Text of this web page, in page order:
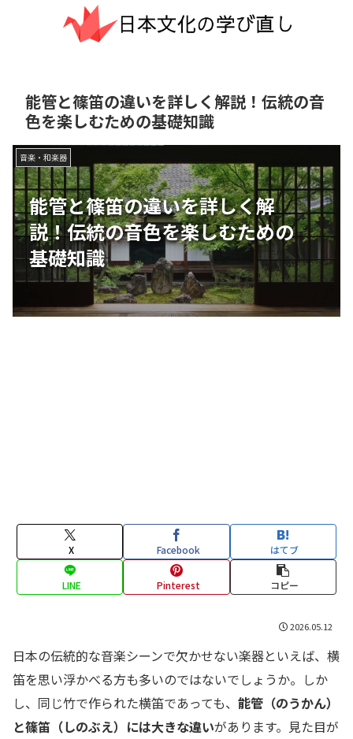
能管と篠笛の違いを詳しく解説！伝統の音
色を楽しむための基礎知識
能管と篠笛の違いを詳しく解
説！伝統の音色を楽しむための
基礎知識
音楽・和楽器
X Facebook はてブ
LINE Pinterest コピー
2026.05.12
日本の伝統的な音楽シーンで欠かせない楽器といえば、横
笛を思い浮かべる方も多いのではないでしょうか。しか
し、同じ竹で作られた横笛であっても、 能管（のうかん）
と篠笛（しのぶえ）には大きな違いがあります。見た目が